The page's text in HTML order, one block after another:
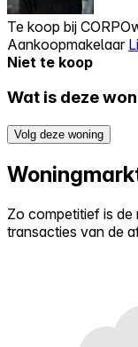
Te koop bij
Aankoopmakelaar
Niet te koop
Wat is deze
Volg deze woning
Zo competitief is de
transacties van de